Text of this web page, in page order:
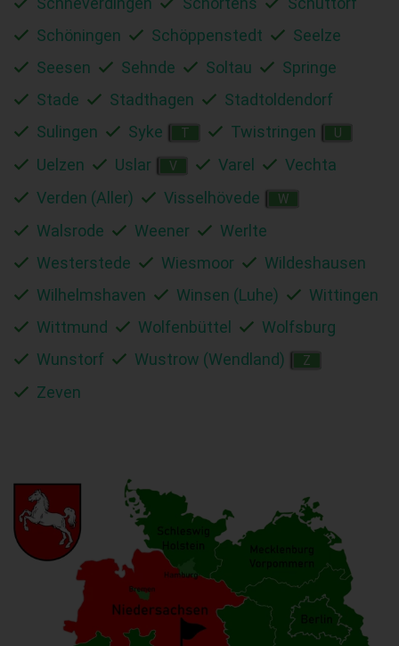
Schöningen
Schöppenstedt
Seelze
Seesen
Sehnde Soltau
Springe
Stade
Stadthagen
Stadtoldendorf
Sulingen
Syke T Twistringen U
Uelzen Uslar V Varel
Vechta
Verden (Aller)
Visselhövede W
Walsrode Weener
Werlte
Westerstede
Wiesmoor
Wildeshausen
Wilhelmshaven
Winsen (Luhe)
Wittingen
Wittmund
Wolfenbüttel
Wolfsburg
Wunstorf
Wustrow (Wendland) Z
Zeven